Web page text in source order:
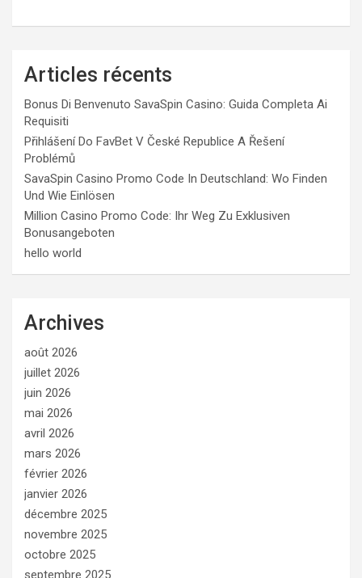
Articles récents
Bonus Di Benvenuto SavaSpin Casino: Guida Completa Ai
Requisiti
Přihlášení Do FavBet V České Republice A Řešení
Problémů
SavaSpin Casino Promo Code In Deutschland: Wo Finden
Und Wie Einlösen
Million Casino Promo Code: Ihr Weg Zu Exklusiven
Bonusangeboten
hello world
Archives
août 2026
juillet 2026
juin 2026
mai 2026
avril 2026
mars 2026
février 2026
janvier 2026
décembre 2025
novembre 2025
octobre 2025
septembre 2025